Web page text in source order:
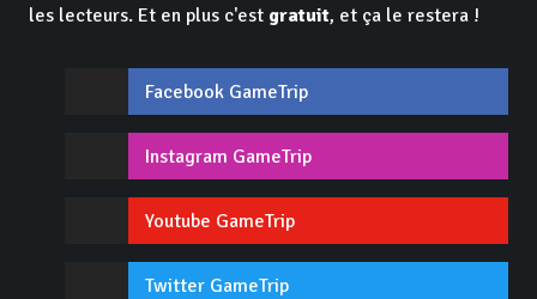
les lecteurs. Et en plus c'est gratuit, et ça le restera !
Facebook GameTrip
Instagram GameTrip
Youtube GameTrip
Twitter GameTrip